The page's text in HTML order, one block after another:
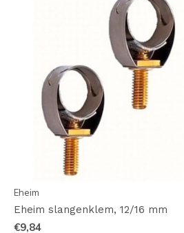
Eheim
Eheim slangenklem, 12/16 mm
€9,84